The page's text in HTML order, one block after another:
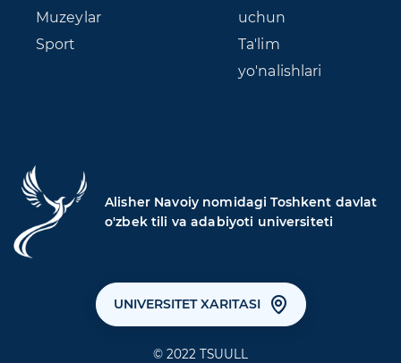
Alisher Navoiy nomidagi Toshkent davlat
o'zbek tili va adabiyoti universiteti
UNIVERSITET XARITASI
© 2022 TSUULL
Muzeylar
Sport
uchun
Ta'lim
yo'nalishlari